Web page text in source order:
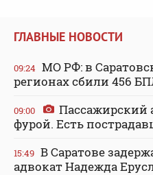
ГЛАВНЫЕ НОВОСТИ
09:24 МО РФ: в
регионах сбили 456
09:00
Пассажирский
фурой. Есть
15:49 В Саратове
адвокат Надежда